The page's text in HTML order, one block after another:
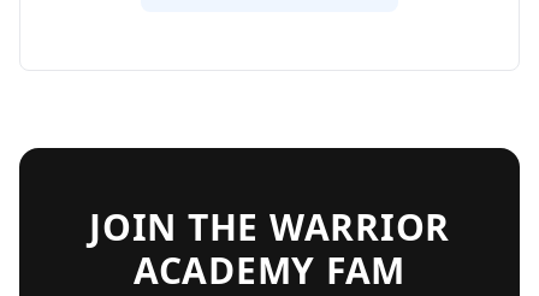
JOIN THE WARRIOR
ACADEMY FAM